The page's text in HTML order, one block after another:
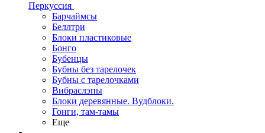
Перкуссия
Барчаймсы
Беллтри
Блоки пластиковые
Бонго
Бубенцы
Бубны без тарелочек
Бубны с тарелочками
Вибраслэпы
Блоки деревянные. Вудблоки.
Гонги, там-тамы
Еще